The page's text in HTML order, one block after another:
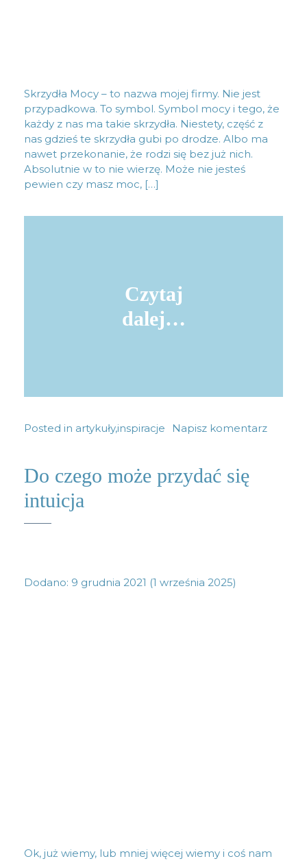
Skrzydła Mocy – to nazwa mojej firmy. Nie jest
przypadkowa. To symbol. Symbol mocy i tego, że
każdy z nas ma takie skrzydła. Niestety, część z
nas gdzieś te skrzydła gubi po drodze. Albo ma
nawet przekonanie, że rodzi się bez już nich.
Absolutnie w to nie wierzę. Może nie jesteś
pewien czy masz moc, […]
Czytaj
dalej…
Posted in artykuły,inspiracje Napisz komentarz
Do czego może przydać się
intuicja
Dodano: 9 grudnia 2021 (1 września 2025)
Ok, już wiemy, lub mniej więcej wiemy i coś nam